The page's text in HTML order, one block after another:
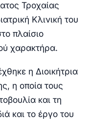
Τροχαίας
Κλινική του
πλαίσιο
χαρακτήρα.
η Διοικήτρια
η οποία τους
και τη
και το έργο του